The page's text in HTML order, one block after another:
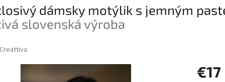
dámsky motýlik s jemným
slovenská výroba
Creattiva
€17